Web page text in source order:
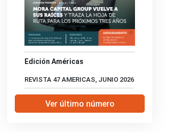
Edición Américas
REVISTA 47 AMERICAS, JUNIO 2026
Ver último número